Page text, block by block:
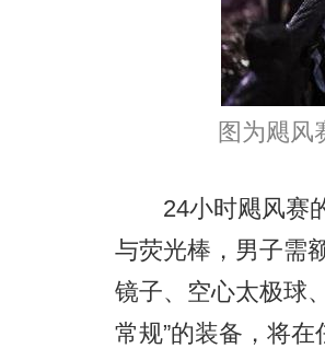
图为飓风
24小时飓风赛的
与荧光棒，男子需
镜子、空心太极球
常规”的装备，将